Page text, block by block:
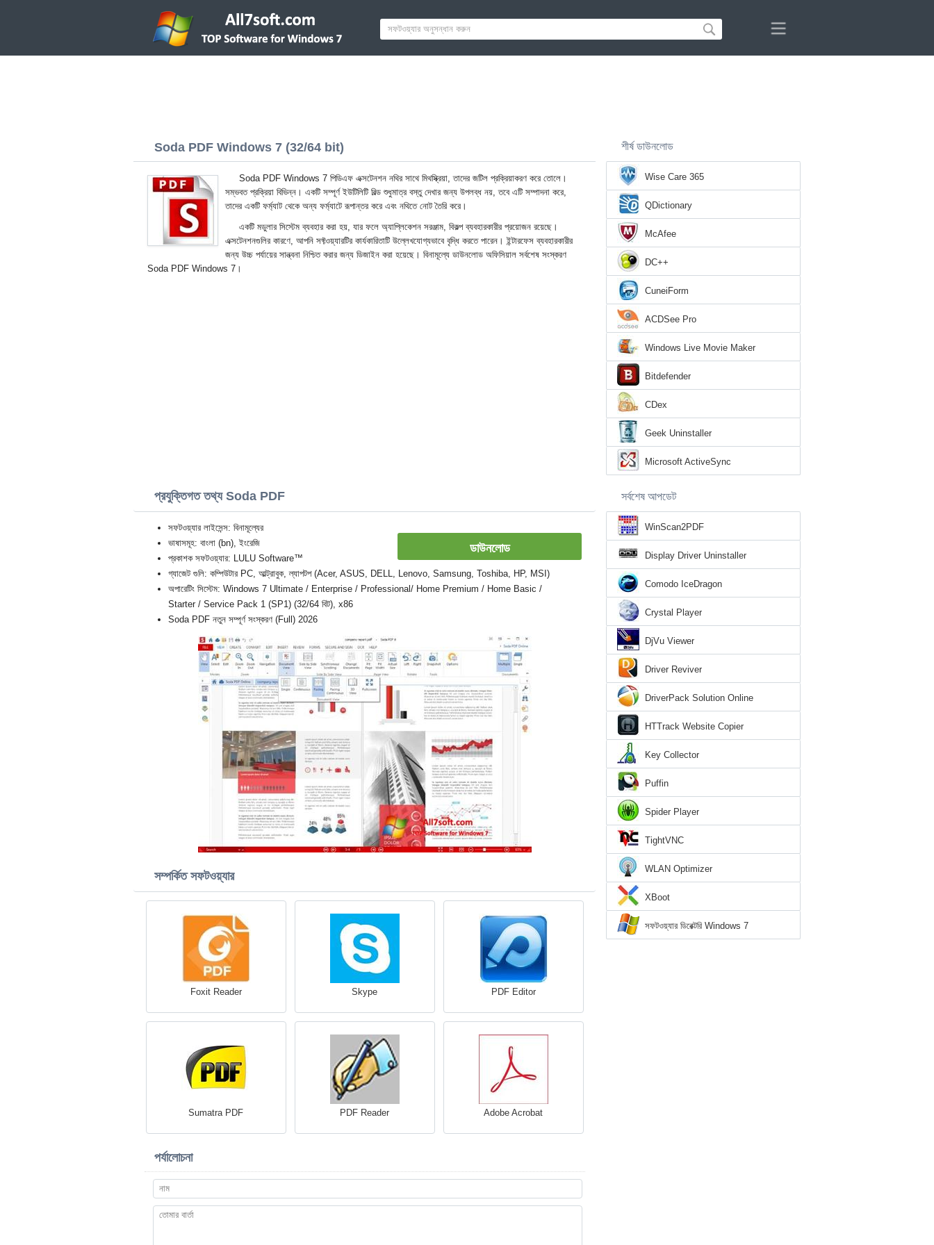
Soda PDF Windows 7 (32/64 bit)
Soda PDF Windows 7 পিডিএফ এক্সটেনশন নথির সাথে মিথস্ক্রিয়া, তাদের জটিল প্রক্রিয়াকরণ করে তোলে।
সম্ভবত প্রক্রিয়া বিভিন্ন। একটি সম্পূর্ণ ইউটিলিটি বিল্ড শুধুমাত্র বস্তু দেখার জন্য উপলব্ধ নয়, তবে এটি সম্পাদনা করে,
তাদের একটি ফর্ম্যাট থেকে অন্য ফর্ম্যাটে রূপান্তর করে এবং নথিতে নোট তৈরি করে।
একটি মডুলার সিস্টেম ব্যবহার করা হয়, যার ফলে অ্যাপ্লিকেশন সরঞ্জাম, বিকল্প ব্যবহারকারীর প্রয়োজন রয়েছে।
এক্সটেনশনগুলির কারণে, আপনি সফ্টওয়্যারটির কার্যকারিতাটি উল্লেখযোগ্যভাবে বৃদ্ধি করতে পারেন। ইন্টারফেস ব্যবহারকারীর
জন্য উচ্চ পর্যায়ের সান্ত্বনা নিশ্চিত করার জন্য ডিজাইন করা হয়েছে। বিনামূল্যে ডাউনলোড অফিসিয়াল সর্বশেষ সংস্করণ
Soda PDF Windows 7।
প্রযুক্তিগত তথ্য Soda PDF
ডাউনলোড
সফটওয়্যার লাইসেন্স: বিনামূল্যের
ভাষাসমূহ: বাংলা (bn), ইংরেজি
প্রকাশক সফটওয়্যার: LULU Software™
গ্যাজেট গুলি: কম্পিউটার PC, আল্ট্রাবুক, ল্যাপটপ (Acer, ASUS, DELL, Lenovo, Samsung, Toshiba, HP, MSI)
অপারেটিং সিস্টেম: Windows 7 Ultimate / Enterprise / Professional/ Home Premium / Home Basic /
Starter / Service Pack 1 (SP1) (32/64 বিট), x86
Soda PDF নতুন সম্পূর্ণ সংস্করণ (Full) 2026
সম্পর্কিত সফটওয়্যার
Foxit Reader Skype PDF Editor
Sumatra PDF PDF Reader Adobe Acrobat
পর্যালোচনা
শীর্ষ ডাউনলোড
Wise Care 365
QDictionary
McAfee
DC++
CuneiForm
ACDSee Pro
Windows Live Movie Maker
Bitdefender
CDex
Geek Uninstaller
Microsoft ActiveSync
সর্বশেষ আপডেট
WinScan2PDF
Display Driver Uninstaller
Comodo IceDragon
Crystal Player
DjVu Viewer
Driver Reviver
DriverPack Solution Online
HTTrack Website Copier
Key Collector
Puffin
Spider Player
TightVNC
WLAN Optimizer
XBoot
সফটওয়্যার ডিরেক্টরি Windows 7